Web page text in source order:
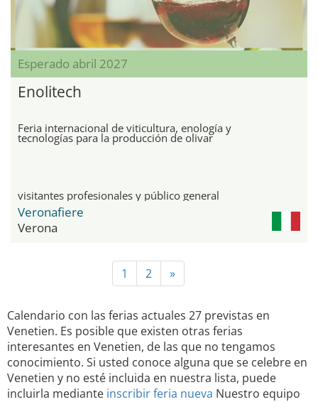
Esperado abril 2027
Enolitech
Feria internacional de viticultura, enología y
tecnologías para la producción de olivar
visitantes profesionales y público general
Veronafiere
Verona
1 2 »
Calendario con las ferias actuales 27 previstas en
Venetien. Es posible que existen otras ferias
interesantes en Venetien, de las que no tengamos
conocimiento. Si usted conoce alguna que se celebre en
Venetien y no esté incluida en nuestra lista, puede
incluirla mediante inscribir feria nueva Nuestro equipo